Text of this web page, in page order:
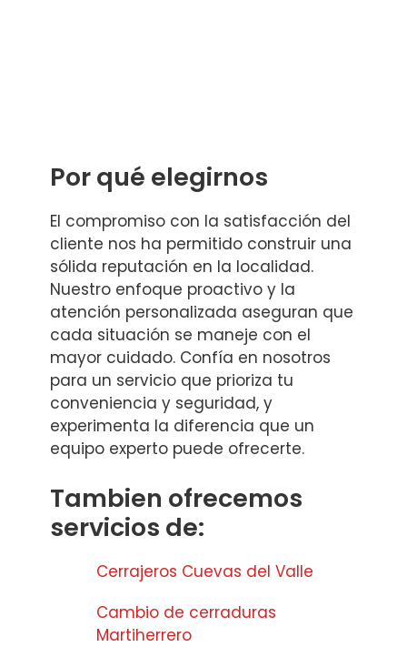
Por qué elegirnos
El compromiso con la satisfacción del
cliente nos ha permitido construir una
sólida reputación en la localidad.
Nuestro enfoque proactivo y la
atención personalizada aseguran que
cada situación se maneje con el
mayor cuidado. Confía en nosotros
para un servicio que prioriza tu
conveniencia y seguridad, y
experimenta la diferencia que un
equipo experto puede ofrecerte.
Tambien ofrecemos
servicios de:
Cerrajeros Cuevas del Valle
Cambio de cerraduras
Martiherrero